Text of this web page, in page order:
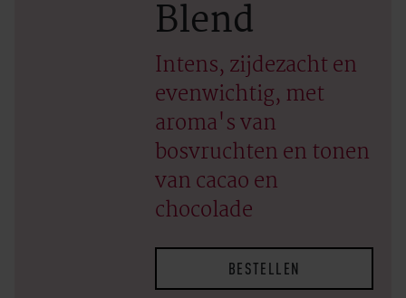
Blend
Intens, zijdezacht en
evenwichtig, met
aroma's van
bosvruchten en tonen
van cacao en
chocolade
BESTELLEN